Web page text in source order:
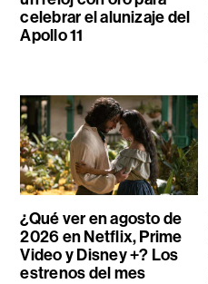
celebrar el alunizaje del
Apollo 11
¿Qué ver en agosto de
2026 en Netflix, Prime
Video y Disney +? Los
estrenos del mes